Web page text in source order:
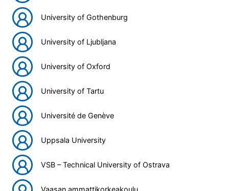
University of Gothenburg
University of Ljubljana
University of Oxford
University of Tartu
Université de Genève
Uppsala University
VSB – Technical University of Ostrava
Vaasan ammattikorkeakoulu